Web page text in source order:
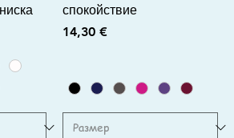
спокойствие
Цена
14,30 €